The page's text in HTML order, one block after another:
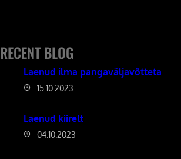
RECENT BLOG
Laenud ilma pangaväljavõtteta
15.10.2023
Laenud kiirelt
04.10.2023